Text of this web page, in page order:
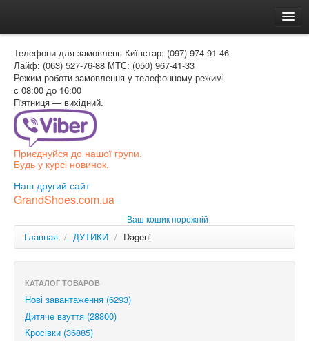
Доставка и оплата
Как заказать
Контакти
Таблиця розмірів
Вхід для покупця
РОС
Телефони для замовлень Київстар: (097) 974-91-46
Лайф: (063) 527-76-88 МТС: (050) 967-41-33
Режим роботи замовлення у телефонному режимі
с 08:00 до 16:00
П'ятниця — вихідний.
Приєднуйся до нашої групи.
Будь у курсі новинок.
Наш другий сайт
GrandShoes.com.ua
Ваш кошик порожній
Главная / ДУТИКИ / Dageni
КАТАЛОГ ТОВАРОВ
Нові завантаження (6293)
Дитяче взуття (28800)
Кросівки (36885)